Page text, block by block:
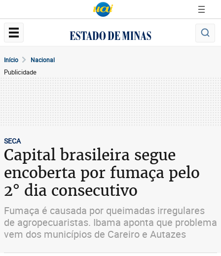
Início Nacional
Publicidade
SECA
Capital brasileira segue
encoberta por fumaça pelo
2° dia consecutivo
Fumaça é causada por queimadas irregulares
de agropecuaristas. Ibama aponta que problema
vem dos municípios de Careiro e Autazes